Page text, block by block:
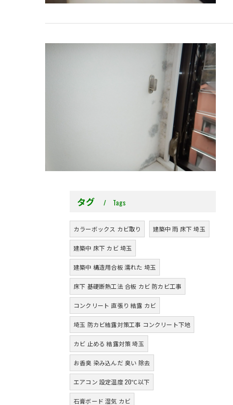
タグ Tags
カラーボックス カビ取り 建築中 雨 床下 埼玉
建築中 床下 カビ 埼玉
建築中 構造用合板 濡れた 埼玉
床下 基礎断熱工法 合板 カビ 防カビ工事
コンクリート 直張り 結露 カビ
埼玉 防カビ結露対策工事 コンクリート下地
カビ 止める 結露対策 埼玉
お香臭 染み込んだ 臭い 除去
エアコン 設定温度 20℃以下
石膏ボード 湿気 カビ